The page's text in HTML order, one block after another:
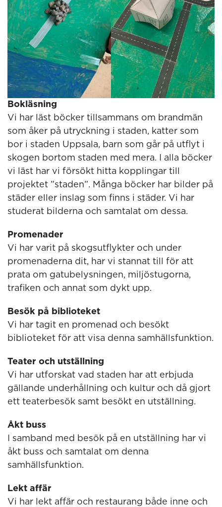
Bokläsning
Vi har läst böcker tillsammans om brandmän
som åker på utryckning i staden, katter som
bor i staden Uppsala, barn som går på utflyt i
skogen bortom staden med mera. I alla böcker
vi läst har vi försökt hitta kopplingar till
projektet ”staden”. Många böcker har bilder på
städer eller inslag som finns i städer. Vi har
studerat bilderna och samtalat om dessa.
Promenader
Vi har varit på skogsutflykter och under
promenaderna dit, har vi stannat till för att
prata om gatubelysningen, miljöstugorna,
trafiken och annat som dykt upp.
Besök på biblioteket
Vi har tagit en promenad och besökt
biblioteket för att visa denna samhällsfunktion.
Teater och utställning
Vi har utforskat vad staden har att erbjuda
gällande underhållning och kultur och då gjort
ett teaterbesök samt besökt en utställning.
Åkt buss
I samband med besök på en utställning har vi
åkt buss och samtalat om denna
samhällsfunktion.
Lekt affär
Vi har lekt affär och restaurang både inne och